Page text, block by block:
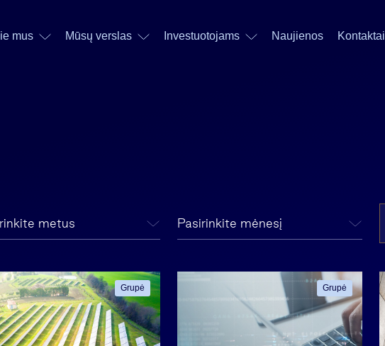
mus Mūsų verslas Investuotojams Naujienos Kontaktai
metus Pasirinkite mėnesį
Grupė Grupė